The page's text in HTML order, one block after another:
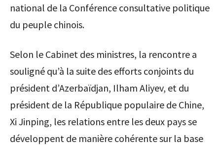
national de la Conférence consultative politique
du peuple chinois.
Selon le Cabinet des ministres, la rencontre a
souligné qu’à la suite des efforts conjoints du
président d’Azerbaïdjan, Ilham Aliyev, et du
président de la République populaire de Chine,
Xi Jinping, les relations entre les deux pays se
développent de manière cohérente sur la base